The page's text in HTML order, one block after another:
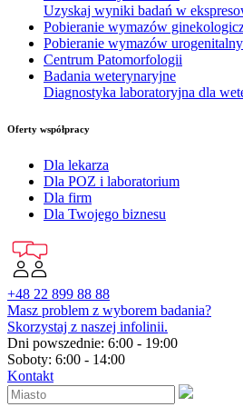
Uzyskaj wyniki badań w
Pobieranie wymazów
Pobieranie wymazów
Centrum Patomorfologii
Badania weterynaryjne
Diagnostyka laboratoryjna dla
Oferty współpracy
Dla lekarza
Dla POZ i laboratorium
Dla firm
Dla Twojego biznesu
+48 22 899 88 88
Masz problem z wyborem badania?
Skorzystaj z naszej infolinii.
Dni powszednie: 6:00 - 19:00
Soboty: 6:00 - 14:00
Kontakt